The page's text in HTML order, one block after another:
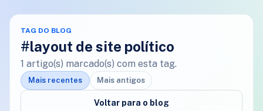
TAG DO BLOG
#layout de site político
1 artigo(s) marcado(s) com esta tag.
Mais recentes Mais antigos
Voltar para o blog